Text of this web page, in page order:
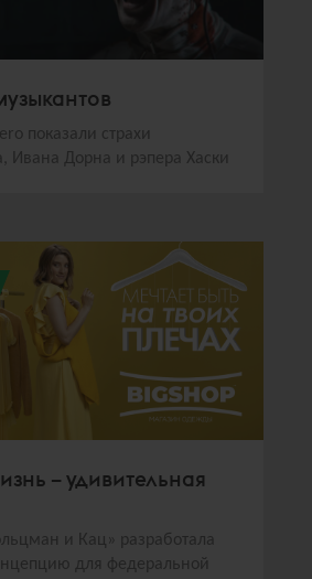
показали страхи
Ивана Дорна и рэпера Хаски
– удивительная
и Кац» разработала
для федеральной